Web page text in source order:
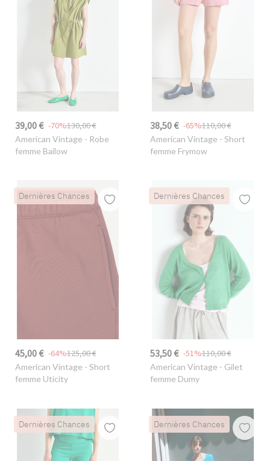
39,00 € 130,00 €
-70%
American Vintage - Robe
femme Bailow
38,50 € 110,00 €
-65%
American Vintage - Short
femme Frymow
Dernières Chances
45,00 € 125,00 €
-64%
American Vintage - Short
femme Uticity
Dernières Chances
53,50 € 110,00 €
-51%
American Vintage - Gilet
femme Dumy
Dernières Chances Dernières Chances